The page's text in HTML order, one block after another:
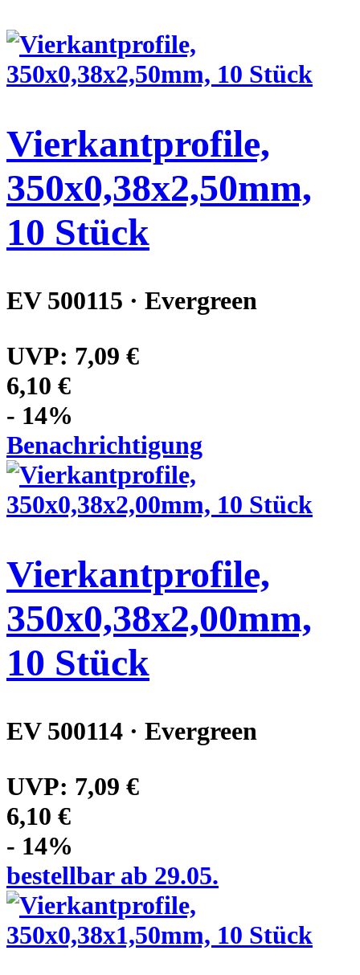
Vierkantprofile,
350x0,38x2,50mm,
10 Stück
EV 500115 · Evergreen
UVP: 7,09 €
6,10 €
- 14%
Benachrichtigung
Vierkantprofile,
350x0,38x2,00mm,
10 Stück
EV 500114 · Evergreen
UVP: 7,09 €
6,10 €
- 14%
bestellbar ab 29.05.